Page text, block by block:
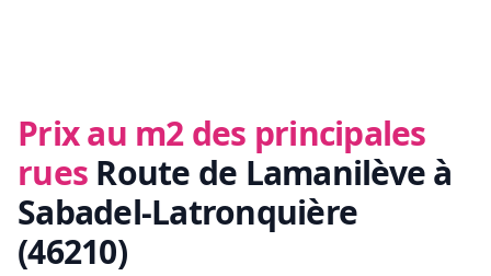
Prix au m2 des principales
rues Route de Lamanilève à
Sabadel-Latronquière
(46210)